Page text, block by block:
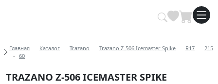
Купить автомобильные шины
Хлебные крошки
Главная Каталог Trazano Trazano Z-506 Icemaster Spike R17
215
60
TRAZANO Z-506 ICEMASTER SPIKE